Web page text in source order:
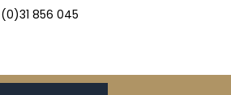
(0)31 856 045